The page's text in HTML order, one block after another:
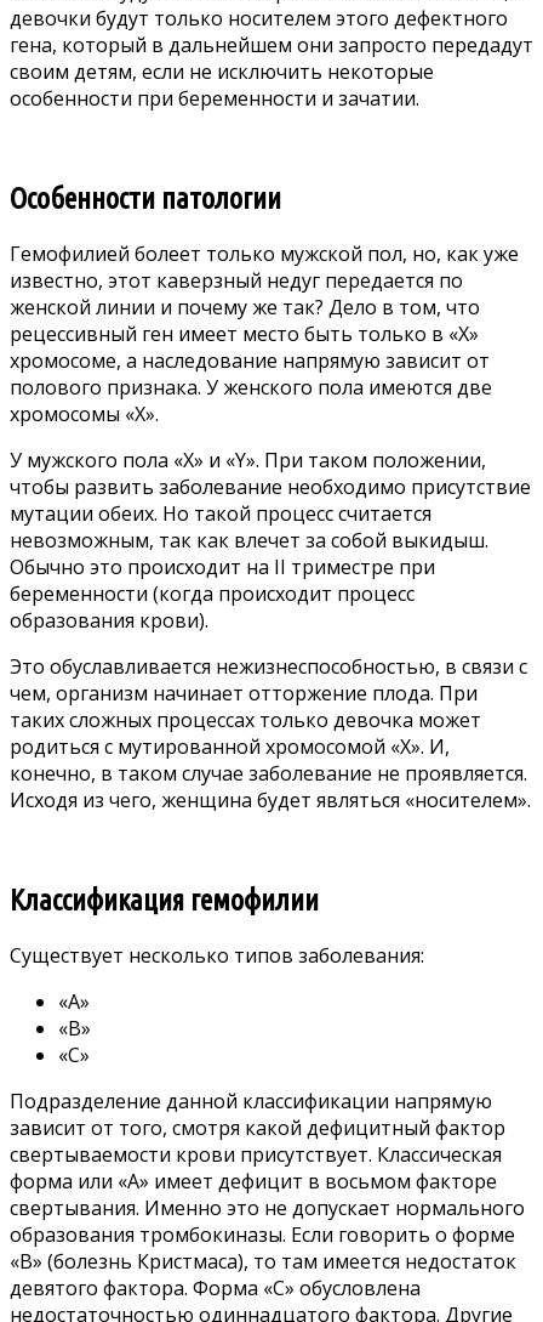
девочки будут только носителем этого дефектного
гена, который в дальнейшем они запросто передадут
своим детям, если не исключить некоторые
особенности при беременности и зачатии.
Особенности патологии
Гемофилией болеет только мужской пол, но, как уже
известно, этот каверзный недуг передается по
женской линии и почему же так? Дело в том, что
рецессивный ген имеет место быть только в «Х»
хромосоме, а наследование напрямую зависит от
полового признака. У женского пола имеются две
хромосомы «Х».
У мужского пола «Х» и «Y». При таком положении,
чтобы развить заболевание необходимо присутствие
мутации обеих. Но такой процесс считается
невозможным, так как влечет за собой выкидыш.
Обычно это происходит на II триместре при
беременности (когда происходит процесс
образования крови).
Это обуславливается нежизнеспособностью, в связи с
чем, организм начинает отторжение плода. При
таких сложных процессах только девочка может
родиться с мутированной хромосомой «Х». И,
конечно, в таком случае заболевание не проявляется.
Исходя из чего, женщина будет являться «носителем».
Классификация гемофилии
Существует несколько типов заболевания:
«А»
«В»
«С»
Подразделение данной классификации напрямую
зависит от того, смотря какой дефицитный фактор
свертываемости крови присутствует. Классическая
форма или «А» имеет дефицит в восьмом факторе
свертывания. Именно это не допускает нормального
образования тромбокиназы. Если говорить о форме
«В» (болезнь Кристмаса), то там имеется недостаток
девятого фактора. Форма «С» обусловлена
недостаточностью одиннадцатого фактора. Другие